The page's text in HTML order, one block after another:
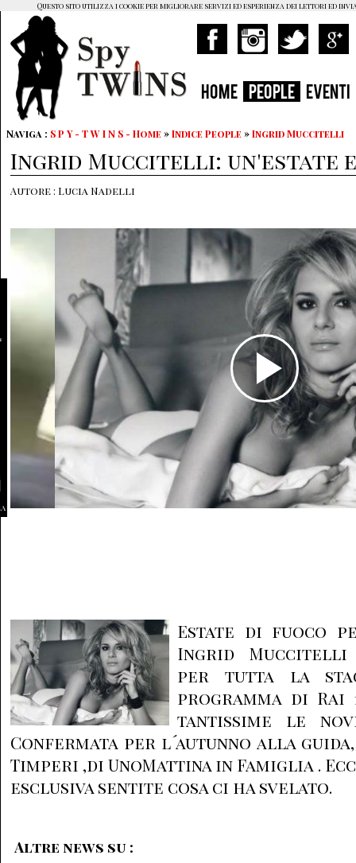
HOME PEOPLE EVENTI
Naviga : S P Y - T W I N S - Home »Indice People »Ingrid Muccitelli
Ingrid Muccitelli: un'estate
Autore : Lucia Nadelli
Estate di fuoco
Ingrid Muccitelli
per tutta la
programma di Rai
tantissime le
Confermata per l´autunno alla
Timperi ,di UnoMattina in Famiglia .
esclusiva sentite cosa ci ha svelato.
Altre news su :
Questo sito utilizza i cookie per migliorare servizi ed esperienza dei lettori ed